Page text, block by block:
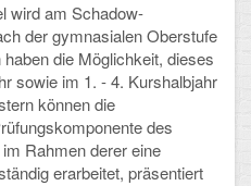
wird am Schadow-
der gymnasialen Oberstufe
die Möglichkeit, dieses
sowie im 1. - 4. Kurshalbjahr
können die
des
Rahmen derer eine
erarbeitet, präsentiert